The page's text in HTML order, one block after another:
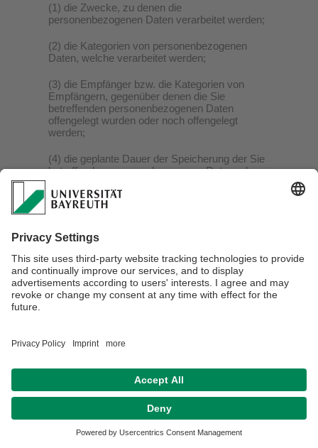
(1) die Zwecke, zu denen die
personenbezogenen Daten verarbeitet werden;
(2) die Kategorien von personenbezogenen
Daten, welche verarbeitet werden;
(3) die Empfänger bzw. die Kategorien von
Empfängern, gegenüber denen die Sie
betreffenden personenbezogenen Daten
offengelegt wurden oder noch offengelegt
werden;
(4) die geplante Dauer der Speicherung der Sie
betreffenden personenbezogenen Daten oder,
sind, Kriterien für die Festlegung der
Speicherdauer;
(5) das Bestehen eines Rechts auf Berichtigung
oder Löschung der Sie betreffenden
personenbezogenen Daten, eines Rechts auf
Einschränkung der Verarbeitung durch den
Verantwortlichen oder eines
Widerspruchsrechts gegen diese Verarbeitung;
Herkunft der Daten, wenn die
personenbezogenen Daten nicht bei der
betroffenen Person erhoben werden;
(8) das Bestehen einer automatisierten
Entscheidungsfindung einschließlich Profiling